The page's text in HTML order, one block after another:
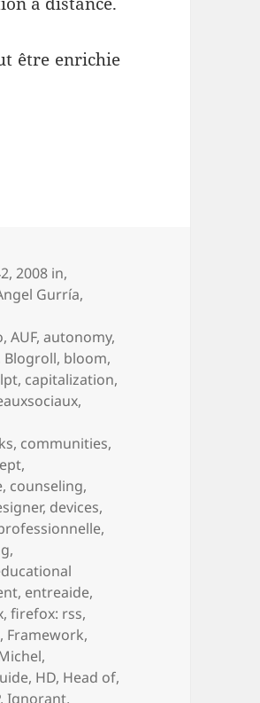
être enrichie
,2008 in,
Gurría,
,AUF,autonomy,
Blogroll, bloom,
, capitalization,
,
, communities,
,
, counseling,
, devices,
,
,
, entreaide,
,firefox: rss,
, Framework,
,
, HD, Head of,
,Ignorant,